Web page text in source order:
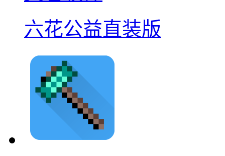
六花公益直装版